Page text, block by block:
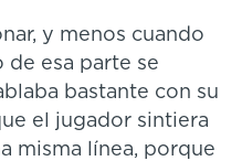
y menos cuando
de esa parte se
bastante con su
el jugador sintiera
misma línea, porque